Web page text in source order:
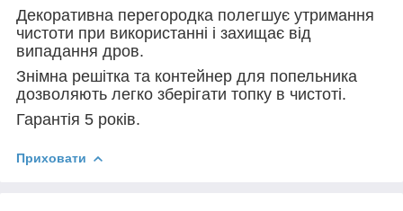
Декоративна перегородка полегшує утримання
чистоти при використанні і захищає від
випадання дров.
Знімна решітка та контейнер для попельника
дозволяють легко зберігати топку в чистоті.
Гарантія 5 років.
Приховати